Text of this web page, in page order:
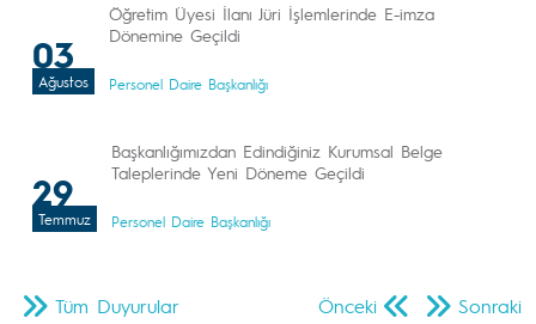
03
Ağustos
Öğretim Üyesi İlanı Jüri İşlemlerinde E-imza
Dönemine Geçildi
Personel Daire Başkanlığı
29
Temmuz
Başkanlığımızdan Edindiğiniz Kurumsal Belge
Taleplerinde Yeni Döneme Geçildi
Personel Daire Başkanlığı
Önceki Sonraki
Tüm Duyurular